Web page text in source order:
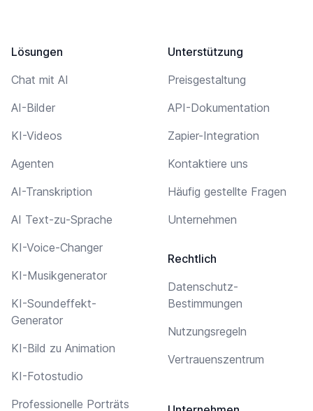
Lösungen
Chat mit AI
AI-Bilder
KI-Videos
Agenten
AI-Transkription
AI Text-zu-Sprache
KI-Voice-Changer
KI-Musikgenerator
KI-Soundeffekt-
Generator
KI-Bild zu Animation
KI-Fotostudio
Professionelle Porträts
Unterstützung
Preisgestaltung
API-Dokumentation
Zapier-Integration
Kontaktiere uns
Häufig gestellte Fragen
Unternehmen
Rechtlich
Datenschutz-
Bestimmungen
Nutzungsregeln
Vertrauenszentrum